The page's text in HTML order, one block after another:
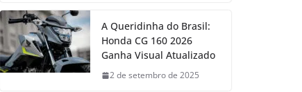
A Queridinha do Brasil:
Honda CG 160 2026
Ganha Visual Atualizado
2 de setembro de 2025